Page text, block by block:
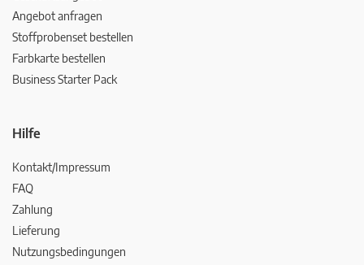
Angebot anfragen
Stoffprobenset bestellen
Farbkarte bestellen
Business Starter Pack
Hilfe
Kontakt/Impressum
FAQ
Zahlung
Lieferung
Nutzungsbedingungen